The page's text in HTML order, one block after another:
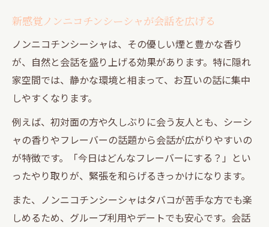
新感覚ノンニコチンシーシャが会話を広げる
ノンニコチンシーシャは、その優しい煙と豊かな香り
が、自然と会話を盛り上げる効果があります。特に隠れ
家空間では、静かな環境と相まって、お互いの話に集中
しやすくなります。
例えば、初対面の方や久しぶりに会う友人とも、シーシ
ャの香りやフレーバーの話題から会話が広がりやすいの
が特徴です。「今日はどんなフレーバーにする？」とい
ったやり取りが、緊張を和らげるきっかけになります。
また、ノンニコチンシーシャはタバコが苦手な方でも楽
しめるため、グループ利用やデートでも安心です。会話